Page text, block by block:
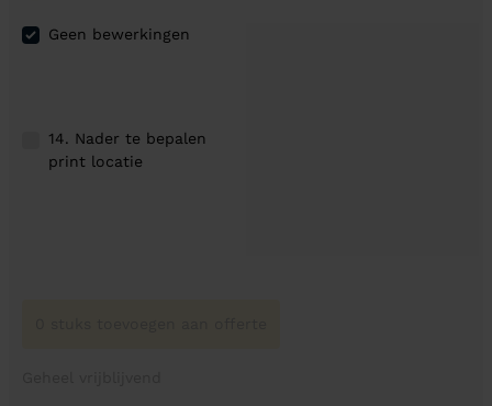
Geen bewerkingen
14. Nader te bepalen
print locatie